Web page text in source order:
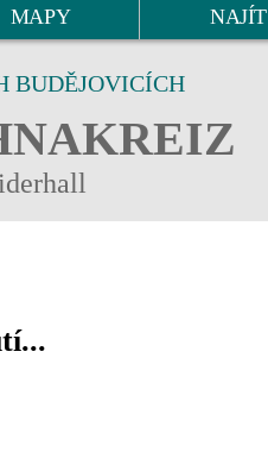
MAPY NAJÍT
BUDĚJOVICÍCH